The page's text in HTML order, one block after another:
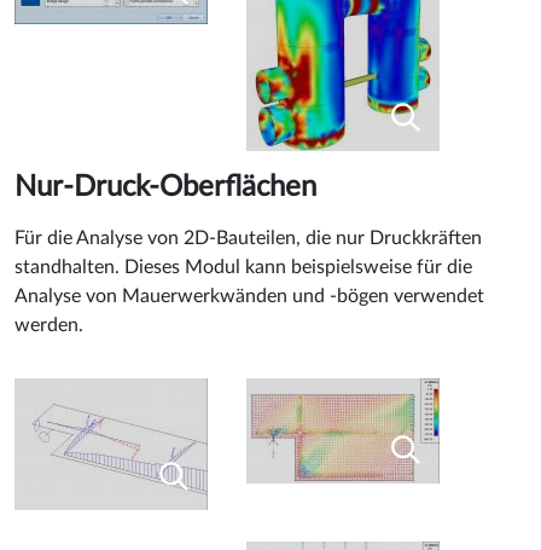
Nur-Druck-Oberflächen
Für die Analyse von 2D-Bauteilen, die nur Druckkräften
standhalten. Dieses Modul kann beispielsweise für die
Analyse von Mauerwerkwänden und -bögen verwendet
werden.